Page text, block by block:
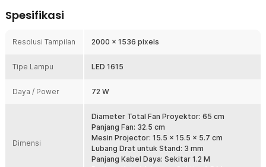
yang ingin menampilkan dekorasi, produk, hingga menu makanan
Didukung dengan Lampu yang Terang
menampilkan gambar berkualitas. Putaran kipas super cepat
terjadi karena didukung dengan lampu LED yang terang dan kontras
untuk hasil gambar yang tajam dan lebih penuh warna.
Tampilkan Secara Real-time
Tampilan hologram bisa dilakukan secara real-time dari ponsel
Anda menggunakan sambungan bluetooth dengan bantuan aplikasi.
Jadi gambar atau video yang Anda pilih akan tampil secara
langsung tanpa menunggu lama. Aplikasi juga bisa tersambung
Spesifikasi
Resolusi Tampilan 2000 x 1536 pixels
Tipe Lampu LED 1615
Daya / Power 72 W
Dimensi
Diameter Total Fan Proyektor: 65 cm
Panjang Fan: 32.5 cm
Mesin Projector: 15.5 x 15.5 x 5.7 cm
Lubang Drat untuk Stand: 3 mm
Panjang Kabel Daya: Sekitar 1.2 M